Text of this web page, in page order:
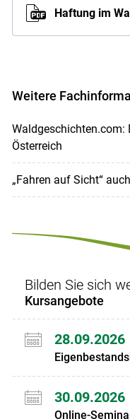
Haftung im
Weitere
Österreich
„Fahren auf Sicht“
Bilden Sie sich
Kursangebote
28.09.2026
30.09.2026
Online-